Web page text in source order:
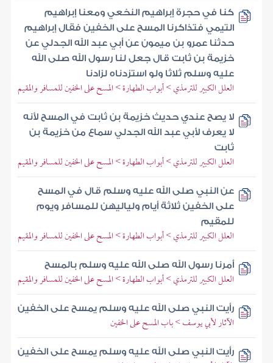
كنا في حجرة إبراهيم النخعي ومعنا إبراهيم
التيمي فتذاكرنا المسح على الخفين فقال إبراهيم
حدثنا عمرو بن ميمون عن أبي عبد الله الجدلي عن
خزيمة بن ثابت قال جعل لنا رسول الله صلى الله
عليه وسلم ثلاثا ولو استزدناه لزادنا
العلل الكبير للترمذي > أبواب الطهارة > المسح على الخفين للمسافر والمقيم
لا يصح عندي حديث خزيمة بن ثابت في المسح لأنه
لا يعرف لأبي عبد الله الجدلي سماع من خزيمة بن
ثابت
العلل الكبير للترمذي > أبواب الطهارة > المسح على الخفين للمسافر والمقيم
عن النبي صلى الله عليه وسلم قال في المسح
على الخفين ثلاثة أيام ولياليهن للمسافر ويوم
للمقيم
العلل الكبير للترمذي > أبواب الطهارة > المسح على الخفين للمسافر والمقيم
أمرنا رسول الله صلى الله عليه وسلم بالمسح
العلل الكبير للترمذي > أبواب الطهارة > المسح على الخفين للمسافر والمقيم
رأيت النبي صلى الله عليه وسلم يمسح على الخفين
الآثار لأبي يوسف > باب المسح على الخفين
رأيت النبي صلى الله عليه وسلم يمسح على الخفين